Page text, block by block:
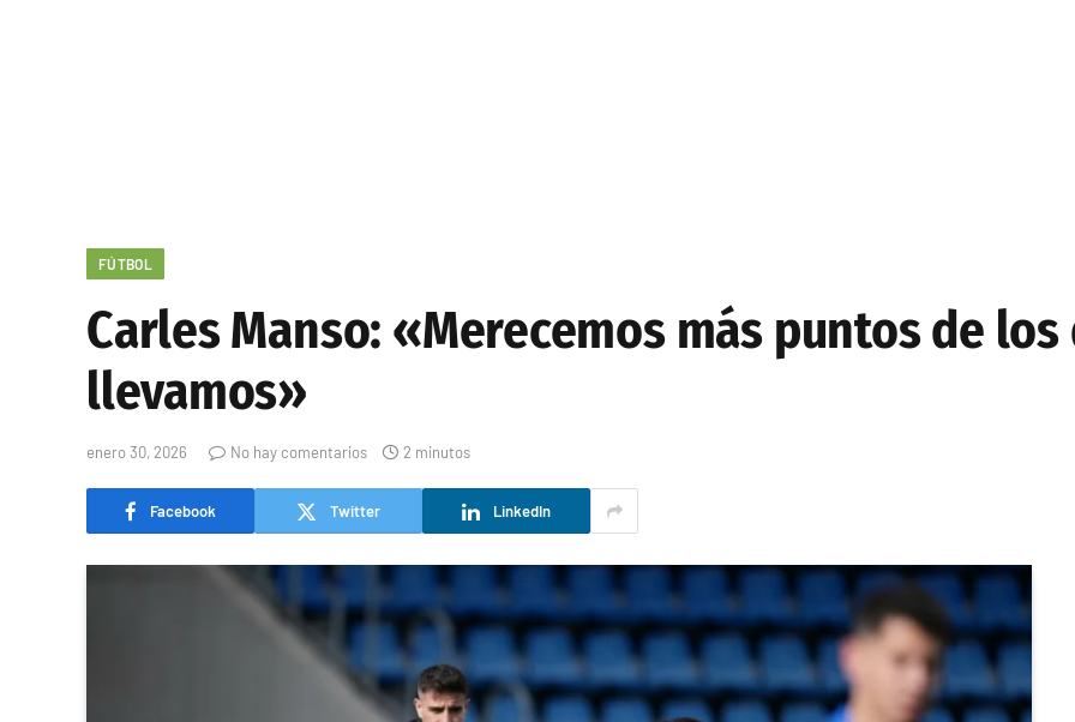
FÚTBOL
Carles Manso: «Merecemos más puntos de los
llevamos»
enero 30, 2026 No hay comentarios 2 minutos
Facebook Twitter LinkedIn